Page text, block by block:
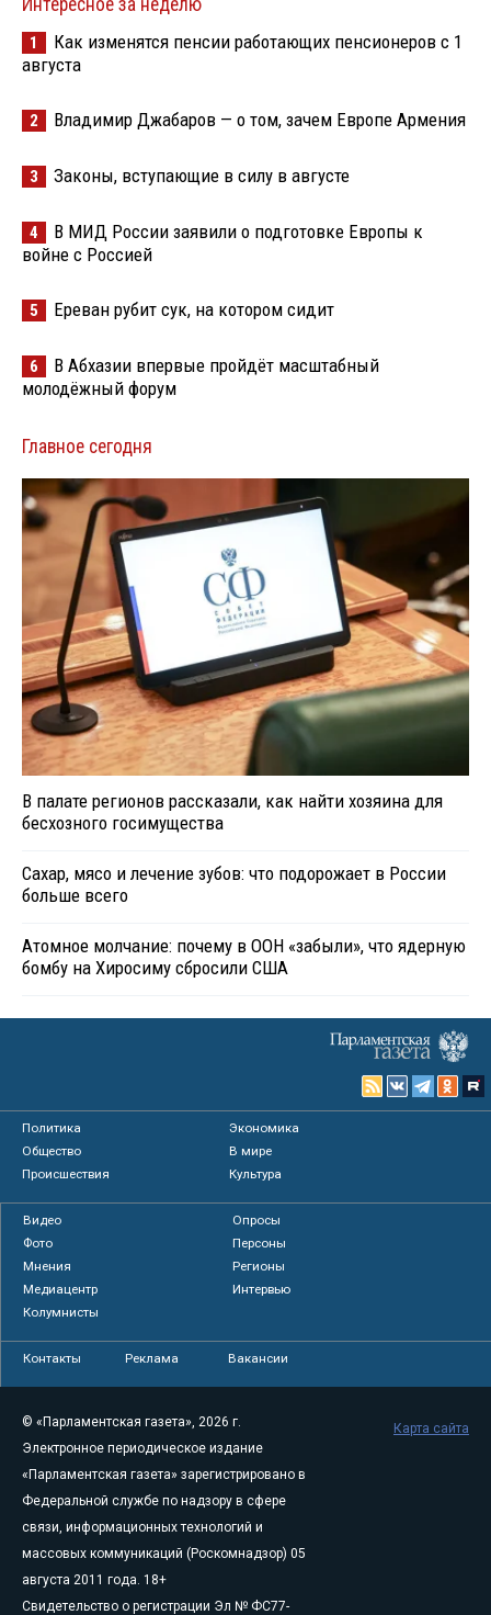
1
Как изменятся пенсии работающих пенсионеров с 1
августа
2 Владимир Джабаров — о том, зачем Европе Армения
3 Законы, вступающие в силу в августе
4
В МИД России заявили о подготовке Европы к
войне с Россией
5 Ереван рубит сук, на котором сидит
6
В Абхазии впервые пройдёт масштабный
молодёжный форум
Главное сегодня
В палате регионов рассказали, как найти хозяина для
бесхозного госимущества
Сахар, мясо и лечение зубов: что подорожает в России
больше всего
Атомное молчание: почему в ООН «забыли», что ядерную
бомбу на Хиросиму сбросили США
Политика
Экономика
Общество
В мире
Происшествия
Культура
Видео
Опросы
Фото
Персоны
Мнения
Регионы
Медиацентр
Интервью
Колумнисты
Контакты Реклама Вакансии
© «Парламентская газета», 2026 г.
Электронное периодическое издание
«Парламентская газета» зарегистрировано в
Федеральной службе по надзору в сфере
связи, информационных технологий и
массовых коммуникаций (Роскомнадзор) 05
августа 2011 года. 18+
Свидетельство о регистрации Эл № ФС77-
Карта сайта